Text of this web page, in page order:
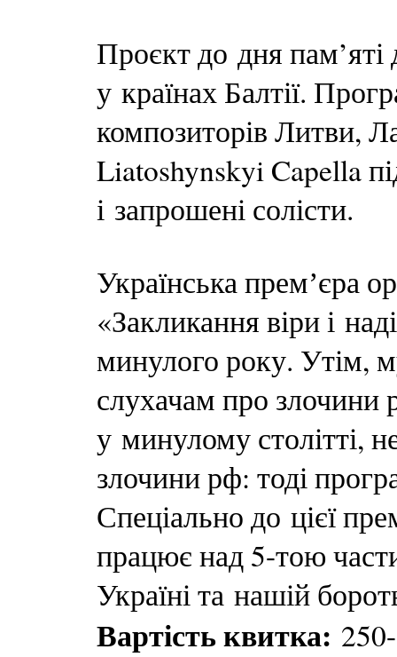
Проєкт до дня
у країнах Балтії.
композиторів Литви,
Liatoshynskyi Capella
і запрошені солісти.
Українська премʼєра
«Закликання віри і
минулого року. Утім,
слухачам про злочини
у минулому столітті,
злочини рф: тоді
Спеціально до цієї
працює над 5-тою
Україні та нашій
Вартість квитка: